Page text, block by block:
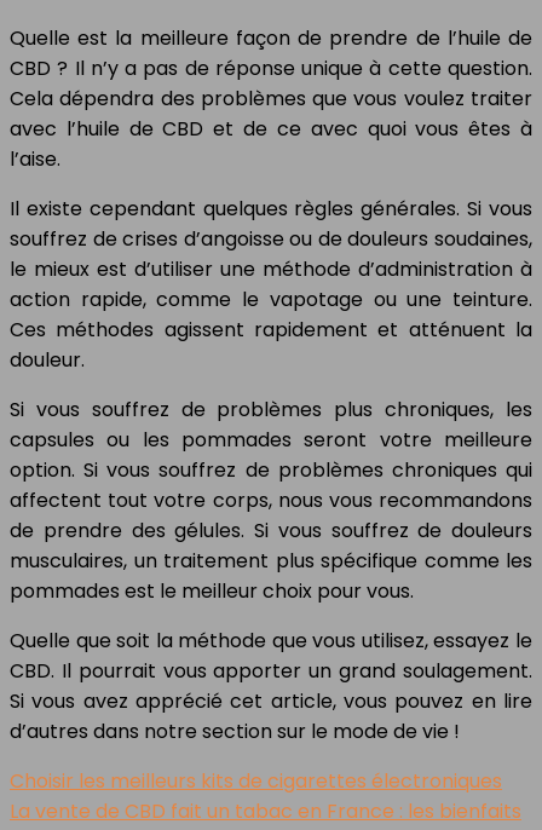
Quelle est la meilleure façon de prendre de l’huile de
CBD ? Il n’y a pas de réponse unique à cette question.
Cela dépendra des problèmes que vous voulez traiter
avec l’huile de CBD et de ce avec quoi vous êtes à
l’aise.
Il existe cependant quelques règles générales. Si vous
souffrez de crises d’angoisse ou de douleurs soudaines,
le mieux est d’utiliser une méthode d’administration à
action rapide, comme le vapotage ou une teinture.
Ces méthodes agissent rapidement et atténuent la
douleur.
Si vous souffrez de problèmes plus chroniques, les
capsules ou les pommades seront votre meilleure
option. Si vous souffrez de problèmes chroniques qui
affectent tout votre corps, nous vous recommandons
de prendre des gélules. Si vous souffrez de douleurs
musculaires, un traitement plus spécifique comme les
pommades est le meilleur choix pour vous.
Quelle que soit la méthode que vous utilisez, essayez le
CBD. Il pourrait vous apporter un grand soulagement.
Si vous avez apprécié cet article, vous pouvez en lire
d’autres dans notre section sur le mode de vie !
Choisir les meilleurs kits de cigarettes électroniques
La vente de CBD fait un tabac en France : les bienfaits